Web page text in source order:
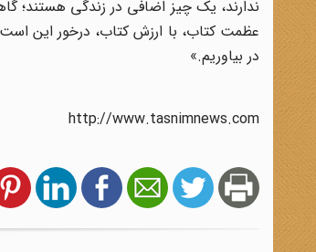
ندارند، یک چیز اضافى در زندگى
عظمت کتاب، با ارزش کتاب، درخور این است
در بیاوریم.»
http://www.tasnimnews.com